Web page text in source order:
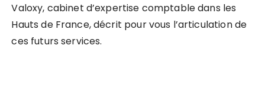
Valoxy, cabinet d’expertise comptable dans les
Hauts de France, décrit pour vous l’articulation de
ces futurs services.